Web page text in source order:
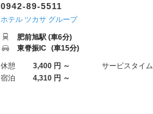
0942-89-5511
ホテル ツカサ グループ
肥前旭駅 (車6分)
東脊振IC (車15分)
休憩 3,400 円 ～ サービスタイム
宿泊
4,310 円 ～